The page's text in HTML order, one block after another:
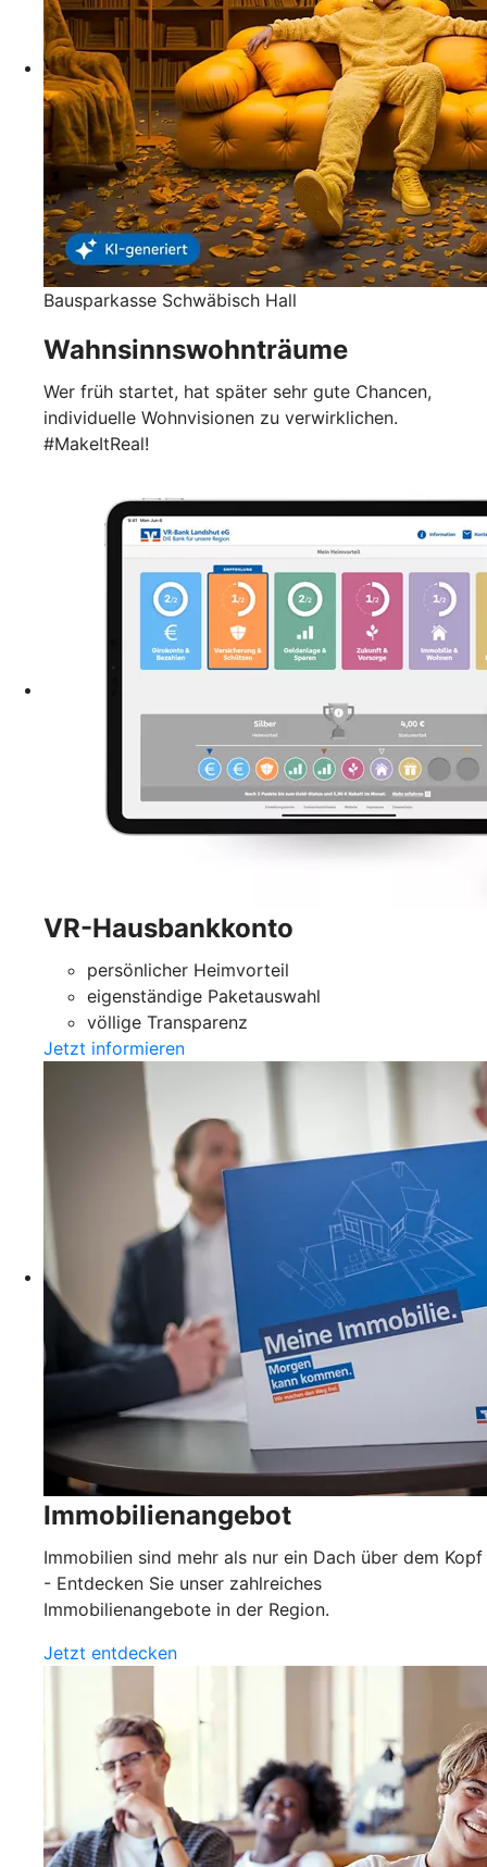
Bausparkasse Schwäbisch Hall
Wahnsinnswohnträume
Wer früh startet, hat später sehr gute Chancen,
individuelle Wohnvisionen zu verwirklichen.
#MakeItReal!
VR-Hausbankkonto
persönlicher Heimvorteil
eigenständige Paketauswahl
völlige Transparenz
Jetzt informieren
Immobilienangebot
Immobilien sind mehr als nur ein Dach über dem Kopf
- Entdecken Sie unser zahlreiches
Immobilienangebote in der Region.
Jetzt entdecken